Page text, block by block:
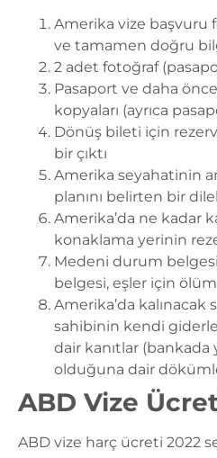
Amerika vize başvuru
ve tamamen doğru
2 adet fotoğraf
Pasaport ve daha
kopyaları (ayrıca
Dönüş bileti için
bir çıktı
Amerika seyahatinin
planını belirten bir
Amerika’da ne kadar
konaklama yerinin
Medeni durum
belgesi, eşler için
Amerika’da
sahibinin kendi
dair kanıtlar
olduğuna dair
ABD Vize
ABD vize harç ücreti 2022